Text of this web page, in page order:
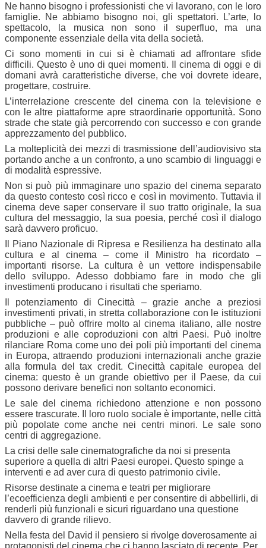
Ne hanno bisogno i professionisti che vi lavorano, con le loro
famiglie. Ne abbiamo bisogno noi, gli spettatori. L’arte, lo
spettacolo, la musica non sono il superfluo, ma una
componente essenziale della vita della società.
Ci sono momenti in cui si è chiamati ad affrontare sfide
difficili. Questo è uno di quei momenti. Il cinema di oggi e di
domani avrà caratteristiche diverse, che voi dovrete ideare,
progettare, costruire.
L’interrelazione crescente del cinema con la televisione e
con le altre piattaforme apre straordinarie opportunità. Sono
strade che state già percorrendo con successo e con grande
apprezzamento del pubblico.
La molteplicità dei mezzi di trasmissione dell’audiovisivo sta
portando anche a un confronto, a uno scambio di linguaggi e
di modalità espressive.
Non si può più immaginare uno spazio del cinema separato
da questo contesto così ricco e così in movimento. Tuttavia il
cinema deve saper conservare il suo tratto originale, la sua
cultura del messaggio, la sua poesia, perché così il dialogo
sarà davvero proficuo.
Il Piano Nazionale di Ripresa e Resilienza ha destinato alla
cultura e al cinema – come il Ministro ha ricordato –
importanti risorse. La cultura è un vettore indispensabile
dello sviluppo. Adesso dobbiamo fare in modo che gli
investimenti producano i risultati che speriamo.
Il potenziamento di Cinecittà – grazie anche a preziosi
investimenti privati, in stretta collaborazione con le istituzioni
pubbliche – può offrire molto al cinema italiano, alle nostre
produzioni e alle coproduzioni con altri Paesi. Può inoltre
rilanciare Roma come uno dei poli più importanti del cinema
in Europa, attraendo produzioni internazionali anche grazie
alla formula del tax credit. Cinecittà capitale europea del
cinema: questo è un grande obiettivo per il Paese, da cui
possono derivare benefici non soltanto economici.
Le sale del cinema richiedono attenzione e non possono
essere trascurate. Il loro ruolo sociale è importante, nelle città
più popolate come anche nei centri minori. Le sale sono
centri di aggregazione.
La crisi delle sale cinematografiche da noi si presenta
superiore a quella di altri Paesi europei. Questo spinge a
interventi e ad aver cura di questo patrimonio civile.
Risorse destinate a cinema e teatri per migliorare
l’ecoefficienza degli ambienti e per consentire di abbellirli, di
renderli più funzionali e sicuri riguardano una questione
davvero di grande rilievo.
Nella festa del David il pensiero si rivolge doverosamente ai
protagonisti del cinema che ci hanno lasciato di recente. Per